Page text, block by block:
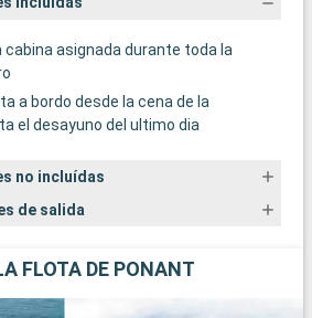
cabina asignada durante toda la
a bordo desde la cena de la
el desayuno del ultimo dia
no incluídas
de salida
FLOTA DE PONANT